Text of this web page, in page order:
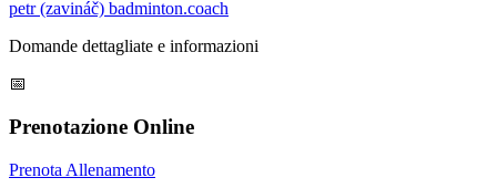
petr (zavináč) badminton.coach
Domande dettagliate e informazioni
📅
Prenotazione Online
Prenota Allenamento